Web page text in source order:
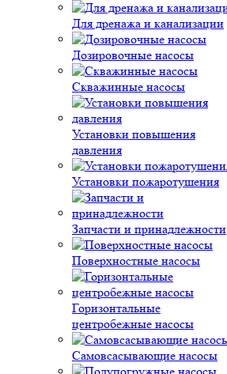
Для дренажа и канализации
Дозировочные насосы
Скважинные насосы
Установки повышения
давления
Установки пожаротушения
Запчасти и принадлежности
Поверхностные насосы
Горизонтальные
центробежные насосы
Самовсасывающие насосы